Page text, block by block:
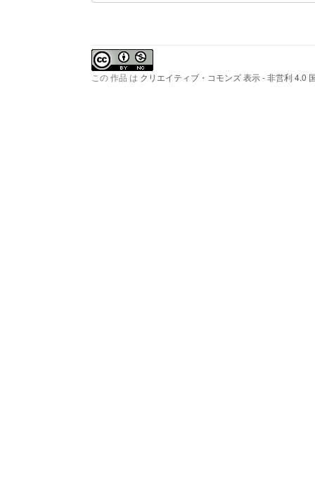
この 作品 は クリエイティブ・コモンズ 表示 - 非営利 4.0